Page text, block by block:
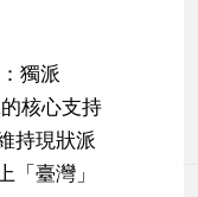
獨派
核心支持
持現狀派
臺灣」